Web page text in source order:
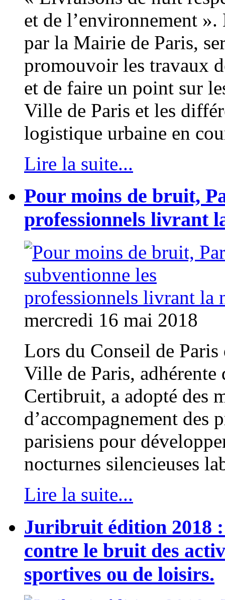
et de l’environnement ».
par la Mairie de Paris,
promouvoir les travaux
et de faire un point sur
Ville de Paris et les
logistique urbaine en
Lire la suite...
Pour moins de bruit,
professionnels livrant
mercredi 16 mai 2018
Lors du Conseil de Paris
Ville de Paris, adhérente
Certibruit, a adopté des
d’accompagnement des
parisiens pour
nocturnes silencieuses
Lire la suite...
Juribruit édition 2018
contre le bruit des
sportives ou de loisirs.